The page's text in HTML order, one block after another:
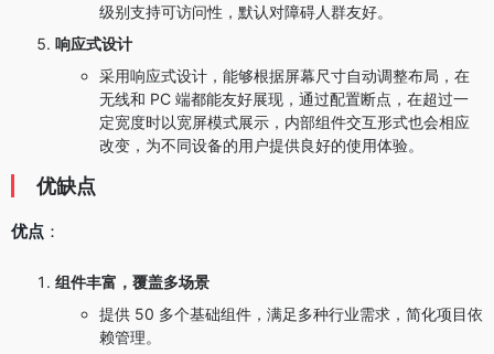
级别支持可访问性，默认对障碍人群友好。
响应式设计
采用响应式设计，能够根据屏幕尺寸自动调整布局，在
无线和 PC 端都能友好展现，通过配置断点，在超过一
定宽度时以宽屏模式展示，内部组件交互形式也会相应
改变，为不同设备的用户提供良好的使用体验。
优缺点
优点 ：
组件丰富，覆盖多场景
提供 50 多个基础组件，满足多种行业需求，简化项目依
赖管理。